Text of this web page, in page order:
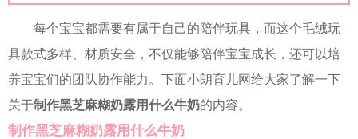
每个宝宝都需要有属于自己的陪伴玩具，而这个毛绒玩
具款式多样、材质安全，不仅能够陪伴宝宝成长，还可以培
养宝宝们的团队协作能力。下面小朗育儿网给大家了解一下
关于制作黑芝麻糊奶露用什么牛奶的内容。
制作黑芝麻糊奶露用什么牛奶